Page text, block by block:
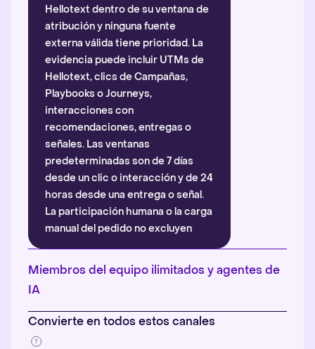
Hellotext dentro de su ventana de
atribución y ninguna fuente
externa válida tiene prioridad. La
evidencia puede incluir UTMs de
Hellotext, clics de Campañas,
Playbooks o Journeys,
interacciones con
recomendaciones, entregas o
señales. Las ventanas
predeterminadas son de 7 días
desde un clic o interacción y de 24
horas desde una entrega o señal.
La participación humana o la carga
manual del pedido no excluyen
automáticamente la atribución.
Más información
Miembros del equipo ilimitados y agentes de
IA
Convierte en todos estos canales